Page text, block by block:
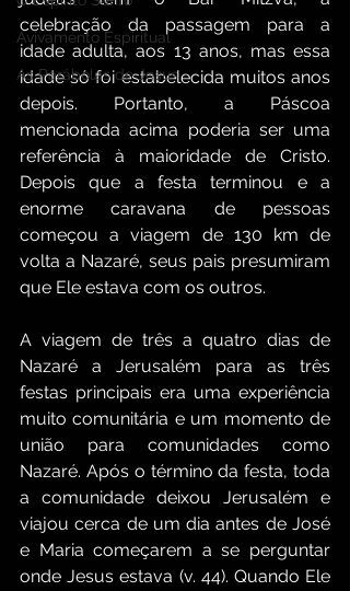
Avivamento Espiritual
As Parábolas de Jesus
celebração da passagem para a
idade adulta, aos 13 anos, mas essa
idade só foi estabelecida muitos anos
depois. Portanto, a Páscoa
mencionada acima poderia ser uma
referência à maioridade de Cristo.
Depois que a festa terminou e a
enorme caravana de pessoas
começou a viagem de 130 km de
volta a Nazaré, seus pais presumiram
que Ele estava com os outros.
A viagem de três a quatro dias de
Nazaré a Jerusalém para as três
festas principais era uma experiência
muito comunitária e um momento de
união para comunidades como
Nazaré. Após o término da festa, toda
a comunidade deixou Jerusalém e
viajou cerca de um dia antes de José
e Maria começarem a se perguntar
onde Jesus estava (v. 44). Quando Ele